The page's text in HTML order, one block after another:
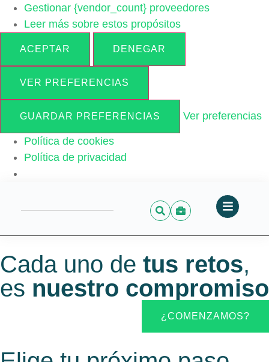
Gestionar {vendor_count} proveedores
Leer más sobre estos propósitos
ACEPTAR DENEGAR
VER PREFERENCIAS
GUARDAR PREFERENCIAS Ver preferencias
Política de cookies
Política de privacidad
Cada uno de tus retos,
es nuestro compromiso
¿COMENZAMOS?